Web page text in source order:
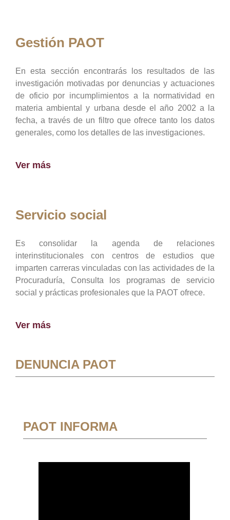
Gestión PAOT
En esta sección encontrarás los resultados de las
investigación motivadas por denuncias y actuaciones
de oficio por incumplimientos a la normatividad en
materia ambiental y urbana desde el año 2002 a la
fecha, a través de un filtro que ofrece tanto los datos
generales, como los detalles de las investigaciones.
Ver más
Servicio social
Es consolidar la agenda de relaciones
interinstitucionales con centros de estudios que
imparten carreras vinculadas con las actividades de la
Procuraduría, Consulta los programas de servicio
social y prácticas profesionales que la PAOT ofrece.
Ver más
DENUNCIA PAOT
PAOT INFORMA